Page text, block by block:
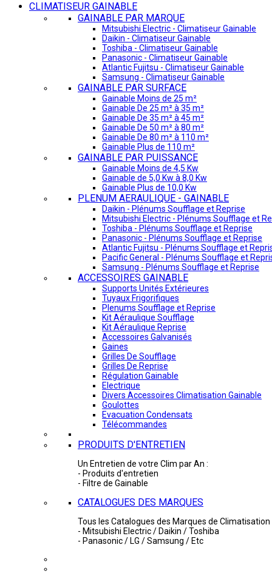
CLIMATISEUR GAINABLE
GAINABLE PAR MARQUE
Mitsubishi Electric - Climatiseur Gainable
Daikin - Climatiseur Gainable
Toshiba - Climatiseur Gainable
Panasonic - Climatiseur Gainable
Atlantic Fujitsu - Climatiseur Gainable
Samsung - Climatiseur Gainable
GAINABLE PAR SURFACE
Gainable Moins de 25 m²
Gainable De 25 m² à 35 m²
Gainable De 35 m² à 45 m²
Gainable De 50 m² à 80 m²
Gainable De 80 m² à 110 m²
Gainable Plus de 110 m²
GAINABLE PAR PUISSANCE
Gainable Moins de 4,5 Kw
Gainable de 5,0 Kw à 8,0 Kw
Gainable Plus de 10,0 Kw
PLENUM AERAULIQUE - GAINABLE
Daikin - Plénums Soufflage et Reprise
Mitsubishi Electric - Plénums Soufflage et
Toshiba - Plénums Soufflage et Reprise
Panasonic - Plénums Soufflage et Reprise
Atlantic Fujitsu - Plénums Soufflage et
Pacific General - Plénums Soufflage et
Samsung - Plénums Soufflage et Reprise
ACCESSOIRES GAINABLE
Supports Unités Extérieures
Tuyaux Frigorifiques
Plenums Soufflage et Reprise
Kit Aéraulique Soufflage
Kit Aéraulique Reprise
Accessoires Galvanisés
Gaines
Grilles De Soufflage
Grilles De Reprise
Régulation Gainable
Electrique
Divers Accessoires Climatisation Gainable
Goulottes
Evacuation Condensats
Télécommandes
PRODUITS D'ENTRETIEN
Un Entretien de votre Clim par An :
- Produits d'entretien
- Filtre de Gainable
CATALOGUES DES MARQUES
Tous les Catalogues des Marques de Climatisation
- Mitsubishi Electric / Daikin / Toshiba
- Panasonic / LG / Samsung / Etc